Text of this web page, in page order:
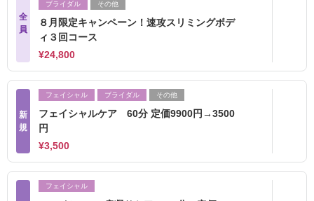
全
員
ブライダル
その他
８月限定キャンペーン！速攻スリミングボデ
ィ３回コース
¥24,800
新
規
フェイシャル ブライダル その他
フェイシャルケア 60分 定価9900円→3500
円
¥3,500
フェイシャル